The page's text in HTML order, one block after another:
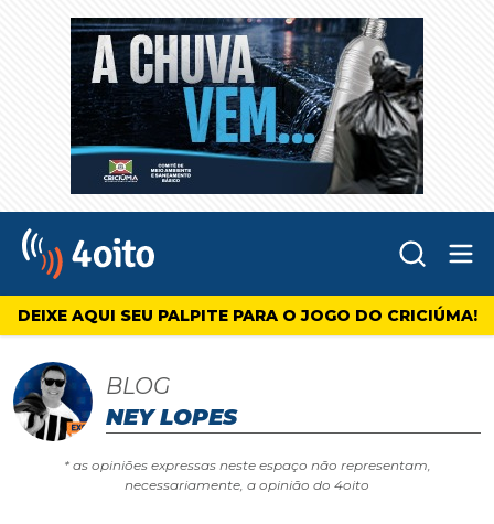
4oito
DEIXE AQUI SEU PALPITE PARA O JOGO DO CRICIÚMA!
BLOG
NEY LOPES
* as opiniões expressas neste espaço não representam,
necessariamente, a opinião do 4oito